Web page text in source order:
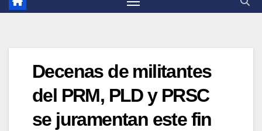
Decenas de militantes
del PRM, PLD y PRSC
se juramentan este fin